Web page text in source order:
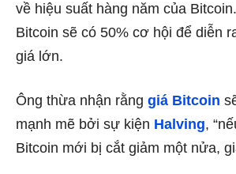
về hiệu suất hàng năm của
Bitcoin sẽ có 50% cơ hội để diễn
giá lớn.
Ông thừa nhận rằng giá Bitcoin
mạnh mẽ bởi sự kiện Halving,
Bitcoin mới bị cắt giảm một nửa,